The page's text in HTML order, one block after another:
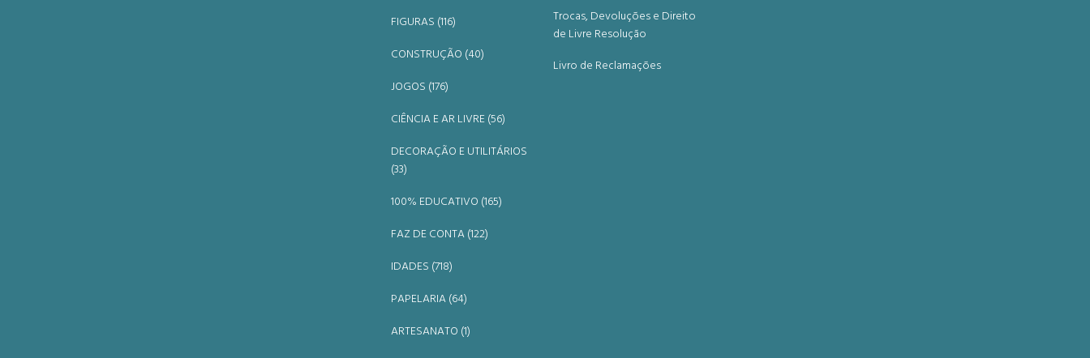
FIGURAS (116)
CONSTRUÇÃO (40)
JOGOS (176)
CIÊNCIA E AR LIVRE (56)
DECORAÇÃO E UTILITÁRIOS
(33)
100% EDUCATIVO (165)
FAZ DE CONTA (122)
IDADES (718)
PAPELARIA (64)
ARTESANATO (1)
Trocas, Devoluções e Direito
de Livre Resolução
Livro de Reclamações